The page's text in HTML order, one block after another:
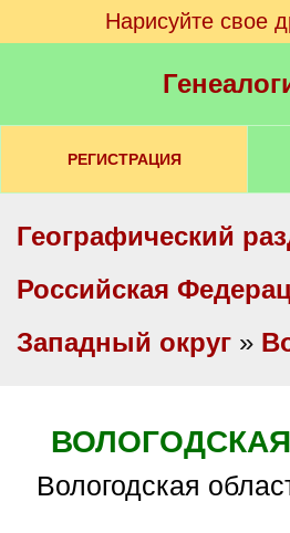
Нарисуйте свое
РЕГИСТРАЦИЯ
Географический
Российская
Западный округ »
Вологодская область и губерния - ДИАЛОГОВАЯ